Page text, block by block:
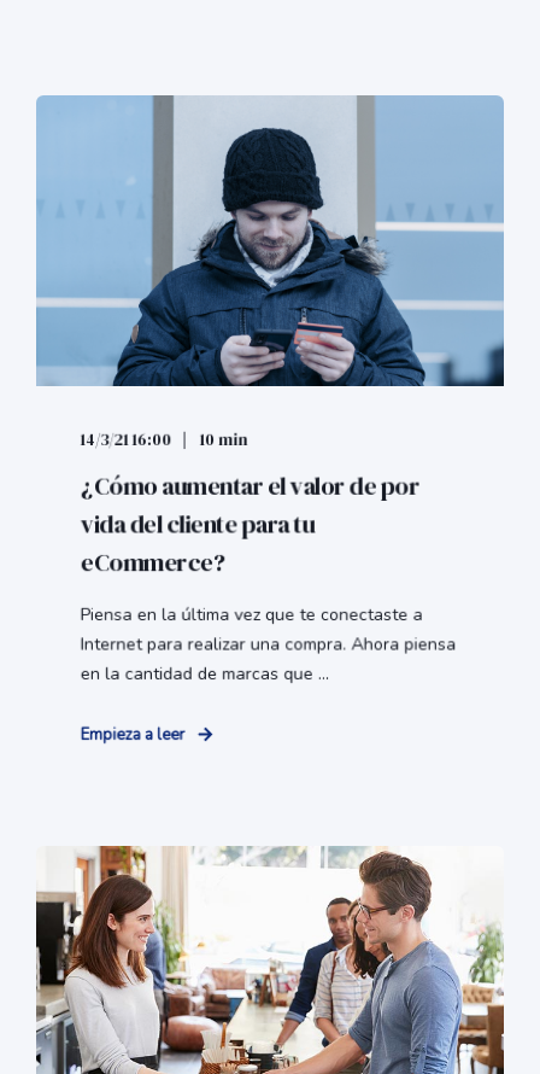
14/3/21 16:00 10 min
¿Cómo aumentar el valor de por
vida del cliente para tu
eCommerce?
Piensa en la última vez que te conectaste a
Internet para realizar una compra. Ahora piensa
en la cantidad de marcas que ...
Empieza a leer